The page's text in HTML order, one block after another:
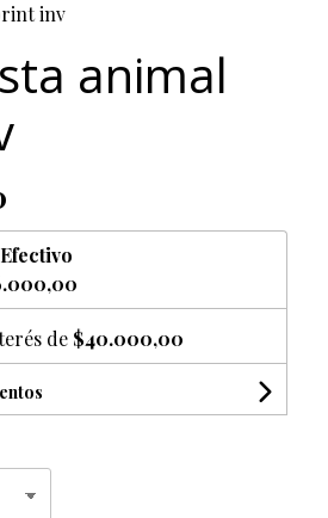
inv
animal
Efectivo
de $40.000,00